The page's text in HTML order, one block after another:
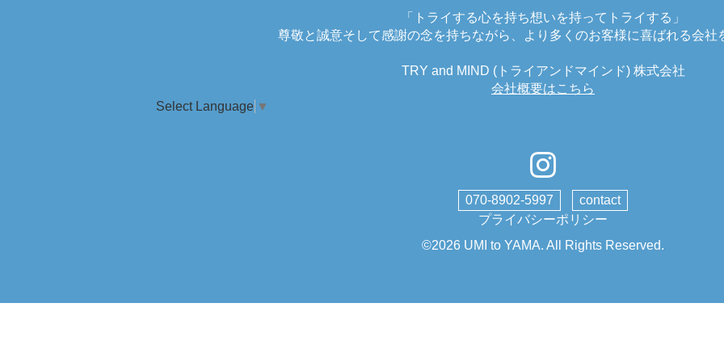
「トライする心を持ち想いを持ってトライする」
尊敬と誠意そして感謝の念を持ちながら、より多くのお客様に喜ばれる会社
TRY and MIND (トライアンドマインド) 株式会社
会社概要はこちら
Select Language ▼
070-8902-5997
contact
プライバシーポリシー
©2026 UMI to YAMA. All Rights Reserved.